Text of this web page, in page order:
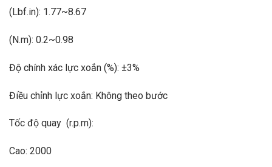
(Lbf.in): 1.77~8.67
(N.m): 0.2~0.98
Độ chính xác lực xoắn (%): ±3%
Điều chỉnh lực xoắn: Không theo bước
Tốc độ quay (r.p.m):
Cao: 2000